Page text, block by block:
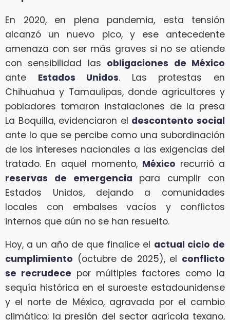
En 2020, en plena pandemia, esta tensión
alcanzó un nuevo pico, y ese antecedente
amenaza con ser más graves si no se atiende
con sensibilidad las obligaciones de México
ante Estados Unidos. Las protestas en
Chihuahua y Tamaulipas, donde agricultores y
pobladores tomaron instalaciones de la presa
La Boquilla, evidenciaron el descontento social
ante lo que se percibe como una subordinación
de los intereses nacionales a las exigencias del
tratado. En aquel momento, México recurrió a
reservas de emergencia para cumplir con
Estados Unidos, dejando a comunidades
locales con embalses vacíos y conflictos
internos que aún no se han resuelto.
Hoy, a un año de que finalice el actual ciclo de
cumplimiento (octubre de 2025), el conflicto
se recrudece por múltiples factores como la
sequía histórica en el suroeste estadounidense
y el norte de México, agravada por el cambio
climático; la presión del sector agrícola texano,